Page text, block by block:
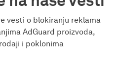
vesti o blokiranju reklama
AdGuard proizvoda,
i poklonima